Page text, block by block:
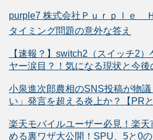
purple7 株式会社Ｐｕｒｐｌｅ
タイミング問題の意外な答え
【速報？】switch2（スイッチ2
ヤー涙目？！気になる現状と今後
小泉進次郎農相のSNS投稿が物
い」発言を超える炎上か？【PR
楽天モバイルユーザー必見！楽
める裏ワザ大公開！SPU、5と0の